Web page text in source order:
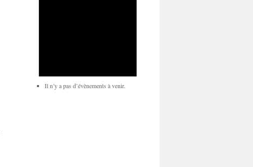
Il n’y a pas d’évènements à venir.